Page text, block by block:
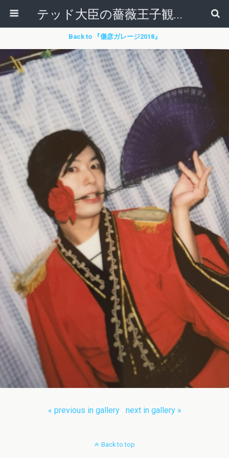
テッド大臣の薔薇王子観察日記
Back to 『傷彦ガレージ2018』
« previous in gallery next in gallery »
Back to top